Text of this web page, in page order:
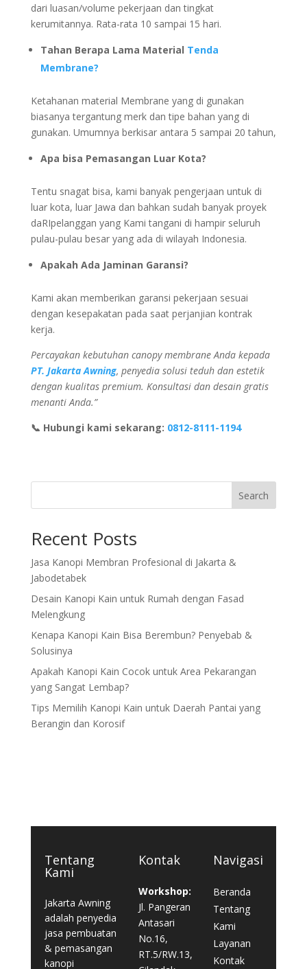
dari luasan/volume pekerjaan dan tingkat
kerumitannya. Rata-rata 10 sampai 15 hari.
Tahan Berapa Lama Material Tenda
Membrane?
Ketahanan material Membrane yang di gunakan
biasanya tergantung merk dan tipe bahan yang di
gunakan. Umumnya berkisar antara 5 sampai 20 tahun,
Apa bisa Pemasangan Luar Kota?
Tentu snagat bisa, kami banyak pengerjaan untuk di
luar kota, luar Jawa dan bahkan sudah banyak proyek
daRIpelanggan yang Kami tangani di hampir seluruh
pulau-pulau besar yang ada di wilayah Indonesia.
Apakah Ada Jaminan Garansi?
Kami akan memberikan garansi pekerjaan sesuai
dengan kesepakatan pada saat perjanjian kontrak
kerja.
Percayakan kebutuhan canopy membrane Anda kepada
PT. Jakarta Awning, penyedia solusi teduh dan estetik
dengan kualitas premium. Konsultasi dan desain gratis
menanti Anda.”
📞 Hubungi kami sekarang: 0812-8111-1194
Search
Recent Posts
Jasa Kanopi Membran Profesional di Jakarta &
Jabodetabek
Desain Kanopi Kain untuk Rumah dengan Fasad
Melengkung
Kenapa Kanopi Kain Bisa Berembun? Penyebab &
Solusinya
Apakah Kanopi Kain Cocok untuk Area Pekarangan
yang Sangat Lembap?
Tips Memilih Kanopi Kain untuk Daerah Pantai yang
Berangin dan Korosif
Tentang
Kami
Jakarta Awning
adalah penyedia
jasa pembuatan
& pemasangan
kanopi
Kontak
Workshop:
Jl. Pangeran
Antasari
No.16,
RT.5/RW.13,
Navigasi
Beranda
Tentang
Kami
Layanan
Kontak